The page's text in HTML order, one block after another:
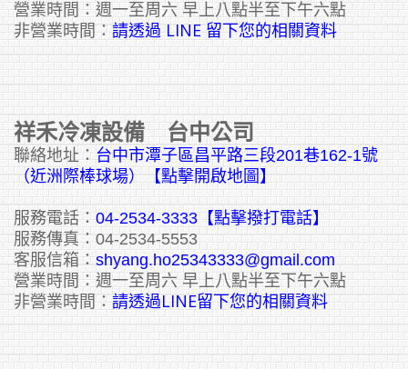
營業時間：週一至周六 早上八點半至下午六點
非營業時間： 請透過 LINE 留下您的相關資料
祥禾冷凍設備 台中公司
聯絡地址： 台中市潭子區昌平路三段201巷162-1號
（近洲際棒球場）【點擊開啟地圖】
服務電話： 04-2534-3333 【點擊撥打電話】
服務傳真：04-2534-5553
客服信箱： shyang.ho25343333@gmail.com
營業時間：週一至周六 早上八點半至下午六點
非營業時間： 請透過LINE留下您的相關資料